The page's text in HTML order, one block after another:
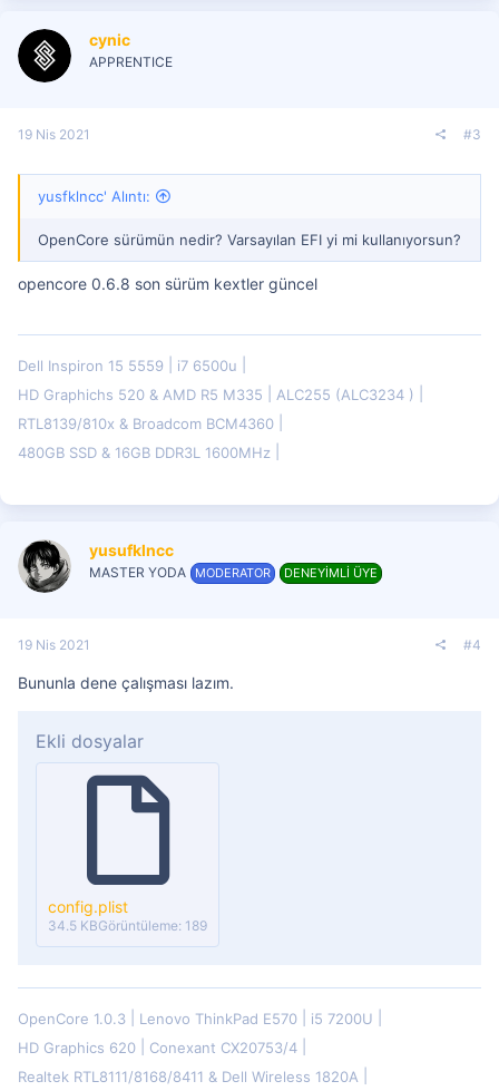
cynic
APPRENTICE
19 Nis 2021 #3
yusfklncc' Alıntı:
OpenCore sürümün nedir? Varsayılan EFI yi mi kullanıyorsun?
opencore 0.6.8 son sürüm kextler güncel
Dell Inspiron 15 5559
i7 6500u
HD Graphichs 520 & AMD R5 M335
ALC255 (ALC3234 )
RTL8139/810x & Broadcom BCM4360
480GB SSD & 16GB DDR3L 1600MHz
yusufklncc
MASTER YODA MODERATOR DENEYİMLİ ÜYE
19 Nis 2021 #4
Bununla dene çalışması lazım.
Ekli dosyalar
config.plist
34.5 KBGörüntüleme: 189
OpenCore 1.0.3 Lenovo ThinkPad E570
i5 7200U
HD Graphics 620
Conexant CX20753/4
Realtek RTL8111/8168/8411 & Dell Wireless 1820A